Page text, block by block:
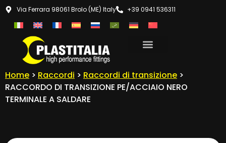
Via Ferrara 98061 Brolo (ME) Italy +39 0941 536311
Home > Raccordi > Raccordi di transizione >
RACCORDO DI TRANSIZIONE PE/ACCIAIO NERO
TERMINALE A SALDARE